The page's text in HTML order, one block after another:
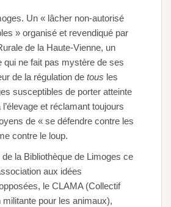
Un « lâcher non-autorisé
» organisé et revendiqué par
de la Haute-Vienne, un
qui ne fait pas mystère de ses
de la régulation de tous les
susceptibles de porter atteinte
et réclamant toujours
de « se défendre contre les
contre le loup.
de la Bibliothèque de Limoges ce
aux idées
le CLAMA (Collectif
militante pour les animaux),